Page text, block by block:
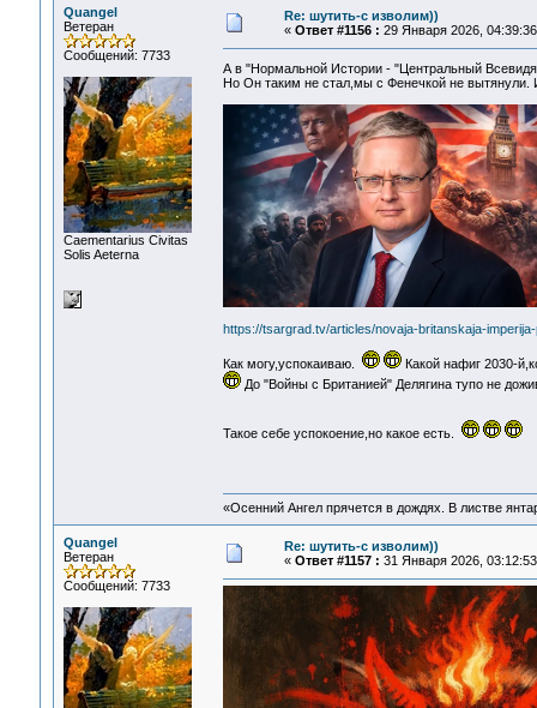
Quangel
Ветеран
Сообщений: 7733
Сaementarius Civitas
Solis Aeterna
Re: шутить-с изволим))
« Ответ #1156 : 29 Января 2026,
А в "Нормальной Истории - "Центральный
Но Он таким не стал,мы с Фенечкой не
https://tsargrad.tv/articles/novaja-britanskaja-
Как могу,успокаиваю.
Какой нафиг 2030-
До "Войны с Британией" Делягина тупо не
Такое себе успокоение,но какое есть.
«Осенний Ангел прячется в дождях. В листве
Quangel
Ветеран
Сообщений: 7733
Re: шутить-с изволим))
« Ответ #1157 : 31 Января 2026,